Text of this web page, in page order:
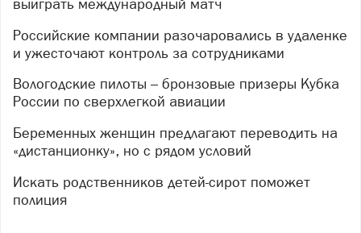
выиграть международный матч
Российские компании разочаровались в удаленке
и ужесточают контроль за сотрудниками
Вологодские пилоты – бронзовые призеры Кубка
России по сверхлегкой авиации
Беременных женщин предлагают переводить на
«дистанционку», но с рядом условий
Искать родственников детей-сирот поможет
полиция